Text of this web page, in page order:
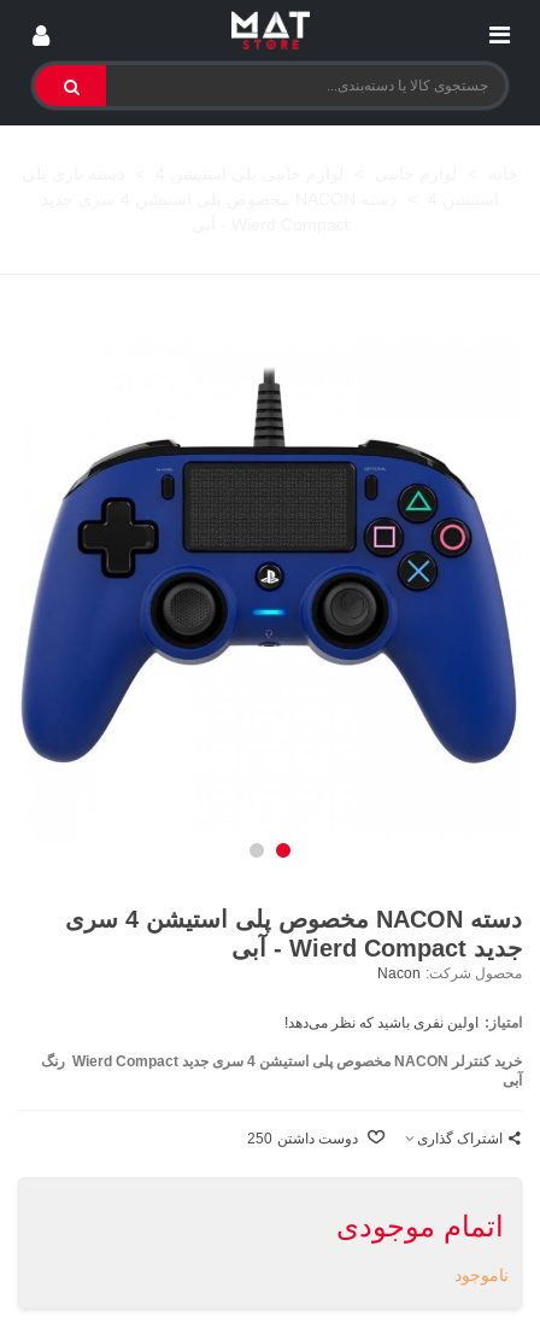
دسته NACON مخصوص پلی استیشن 4 سری
جدید Wierd Compact - آبی
محصول شرکت: Nacon
امتیاز: اولین نفری باشید که نظر می‌دهد!
خرید کنترلر NACON مخصوص پلی استیشن 4 سری جدید Wierd Compact رنگ
آبی
اشتراک گذاری دوست داشتن 250
اتمام موجودی
ناموجود